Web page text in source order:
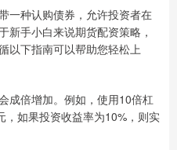
一种认购债券，允许投资者在
新手小白来说期货配资策略，
以下指南可以帮助您轻松上
成倍增加。例如，使用10倍杠
如果投资收益率为10%，则实